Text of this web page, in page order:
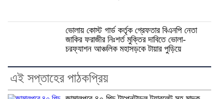
ভোলায় কোস্ট গার্ড কর্তৃক গ্রেফতার বিএনপি নেতা
জাকির ফরাজীর নিঃশর্ত মুক্তির দাবিতে ভোলা-
চরফ্যাশন আঞ্চলিক মহাসড়কে টায়ার পুড়িয়ে
এই সপ্তাহের পাঠকপ্রিয়